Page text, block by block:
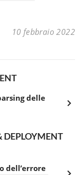
10 febbraio 2022
delle
DEPLOYMENT
dell’errore